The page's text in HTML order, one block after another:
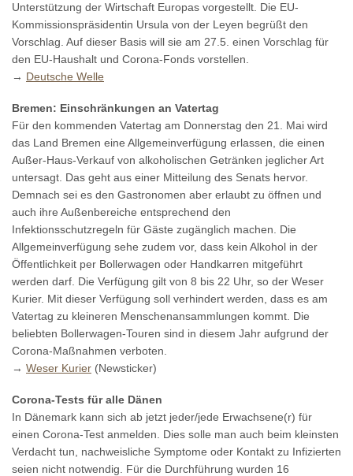
Unterstützung der Wirtschaft Europas vorgestellt. Die EU-
Kommissionspräsidentin Ursula von der Leyen begrüßt den
Vorschlag. Auf dieser Basis will sie am 27.5. einen Vorschlag für
den EU-Haushalt und Corona-Fonds vorstellen.
→ Deutsche Welle
Bremen: Einschränkungen an Vatertag
Für den kommenden Vatertag am Donnerstag den 21. Mai wird
das Land Bremen eine Allgemeinverfügung erlassen, die einen
Außer-Haus-Verkauf von alkoholischen Getränken jeglicher Art
untersagt. Das geht aus einer Mitteilung des Senats hervor.
Demnach sei es den Gastronomen aber erlaubt zu öffnen und
auch ihre Außenbereiche entsprechend den
Infektionsschutzregeln für Gäste zugänglich machen. Die
Allgemeinverfügung sehe zudem vor, dass kein Alkohol in der
Öffentlichkeit per Bollerwagen oder Handkarren mitgeführt
werden darf. Die Verfügung gilt von 8 bis 22 Uhr, so der Weser
Kurier. Mit dieser Verfügung soll verhindert werden, dass es am
Vatertag zu kleineren Menschenansammlungen kommt. Die
beliebten Bollerwagen-Touren sind in diesem Jahr aufgrund der
Corona-Maßnahmen verboten.
→ Weser Kurier (Newsticker)
Corona-Tests für alle Dänen
In Dänemark kann sich ab jetzt jeder/jede Erwachsene(r) für
einen Corona-Test anmelden. Dies solle man auch beim kleinsten
Verdacht tun, nachweisliche Symptome oder Kontakt zu Infizierten
seien nicht notwendig. Für die Durchführung wurden 16